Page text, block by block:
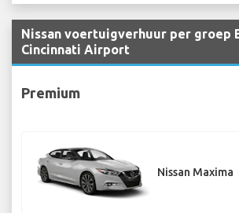
Nissan voertuigverhuur per groep
Cincinnati Airport
Premium
Nissan Maxima